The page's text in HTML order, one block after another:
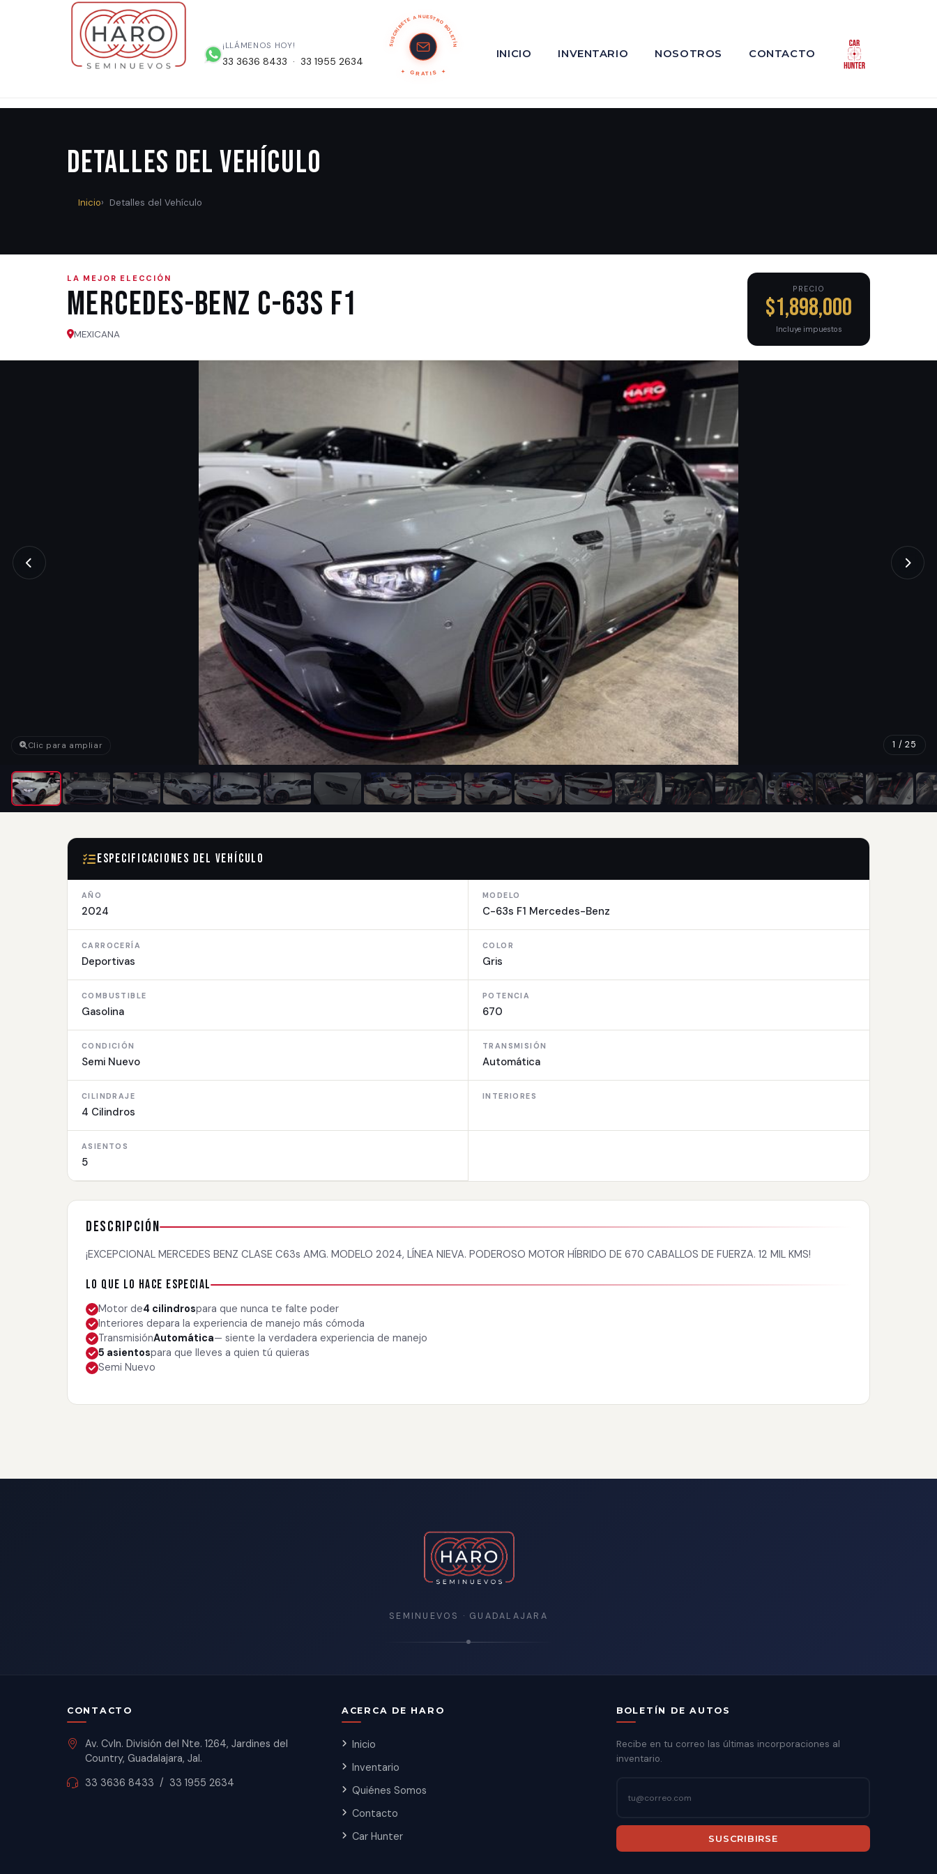
¡LLÁMENOS HOY!
33 3636 8433 · 33 1955 2634
SUSCRÍBETE A NUESTRO BOLETÍN
GRATIS
INICIO INVENTARIO NOSOTROS CONTACTO
Detalles del Vehículo
Inicio Detalles del Vehículo
LA MEJOR ELECCIÓN
Mercedes-Benz C-63s F1
MEXICANA
PRECIO
$1,898,000
Incluye impuestos
1 / 25
Clic para ampliar
Especificaciones del Vehículo
AÑO
2024
MODELO
C-63s F1 Mercedes-Benz
CARROCERÍA
Deportivas
COLOR
Gris
COMBUSTIBLE
Gasolina
POTENCIA
670
CONDICIÓN
Semi Nuevo
TRANSMISIÓN
Automática
CILINDRAJE
4 Cilindros
INTERIORES
ASIENTOS
5
Descripción
¡EXCEPCIONAL MERCEDES BENZ CLASE C63s AMG. MODELO 2024, LÍNEA NIEVA. PODEROSO MOTOR HÍBRIDO DE 670 CABALLOS DE FUERZA. 12 MIL KMS!
Lo que lo hace especial
Motor de4 cilindrospara que nunca te falte poder
Interiores depara la experiencia de manejo más cómoda
TransmisiónAutomática— siente la verdadera experiencia de manejo
5 asientospara que lleves a quien tú quieras
Semi Nuevo
SEMINUEVOS · GUADALAJARA
CONTACTO
Av. Cvln. División del Nte. 1264, Jardines del
Country, Guadalajara, Jal.
33 3636 8433 / 33 1955 2634
ACERCA DE HARO
Inicio
Inventario
Quiénes Somos
Contacto
Car Hunter
BOLETÍN DE AUTOS
Recibe en tu correo las últimas incorporaciones al
inventario.
SUSCRIBIRSE